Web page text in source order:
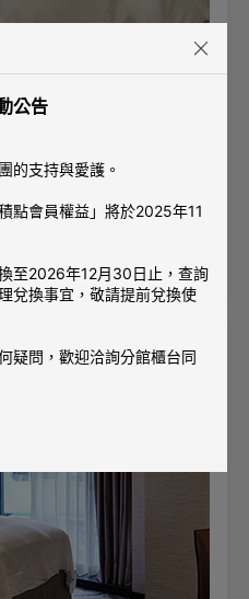
2人
空間，享受自在的愉悅。
片僅供參考。
公告
的支持與愛護。
點會員權益」將於2025年11
至2026年12月30日止，查詢
兌換事宜，敬請提前兌換使
疑問，歡迎洽詢分館櫃台同